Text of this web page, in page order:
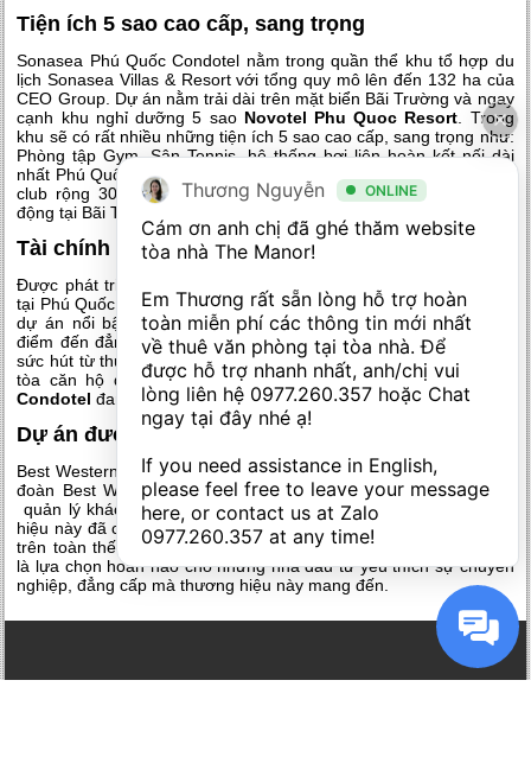
Tiện ích 5 sao cao cấp, sang trọng
Sonasea Phú Quốc Condotel nằm trong quần thể khu tổ hợp du
lịch Sonasea Villas & Resort với tổng quy mô lên đến 132 ha của
CEO Group. Dự án nằm trải dài trên mặt biển Bãi Trường và ngay
cạnh khu nghỉ dưỡng 5 sao Novotel Phu Quoc Resort. Trong
khu sẽ có rất nhiều những tiện ích 5 sao cao cấp, sang trọng như:
Phòng tập Gym, Sân Tennis, hệ thống bơi liên hoàn kết nối dài
nhất Phú Quốc Sky Bar, Kids club… và điểm nhấn chính là Beach
club rộng 30.000m2 mang đến không gian vui chơi giải trí sôi
động tại Bãi Trường.
Tài chính vững vàng từ đơn vị chủ đầu tư
Được phát triển bởi CEO Group – 1 trong 3 nhà đầu tư lớn nhất
tại Phú Quốc với quỹ đất lên đến 450 ha. Từng được biết đến với
dự án nổi bật nhất là Novotel Phu Quoc Resort đã và đang là
điểm đến đẳng cấp hàng đầu tại Phú Quốc. Chính nhờ uy tín và
sức hút từ thương hiệu CEO Group, ngay sau những thông tin về
tòa căn hộ đầu tiên thì, mở bán tòa B Sonasea Phú Quốc
Condotelđang thực sự khiến thị trường sôi sục.
Dự án được quản lý bởi Best Western Premier
Best Western Premier là một thương hiệu 5 sao, cao cấp của tập
đoàn Best Western với kinh nghiệm hơn 70 năm hoạt động về
quản lý khách sạn, khu nghỉ dưỡng hàng đầu của Mỹ. Thương
hiệu này đã có mặt ở hơn 100 quốc gia với hơn 4.200 khách sạn
trên toàn thế giới. Đến với Việt Nam,Sonasea Phú Quốc
là lựa chọn hoàn hảo cho những nhà đầu tư yêu thích sự chuyên
nghiệp, đẳng cấp mà thương hiệu này mang đến.
Thương Nguyễn ONLINE
Cám ơn anh chị đã ghé thăm website
tòa nhà The Manor!
Em Thương rất sẵn lòng hỗ trợ hoàn
toàn miễn phí các thông tin mới nhất
về thuê văn phòng tại tòa nhà. Để
được hỗ trợ nhanh nhất, anh/chị vui
lòng liên hệ 0977.260.357 hoặc Chat
ngay tại đây nhé ạ!
If you need assistance in English,
please feel free to leave your message
0977.260.357 at any time!